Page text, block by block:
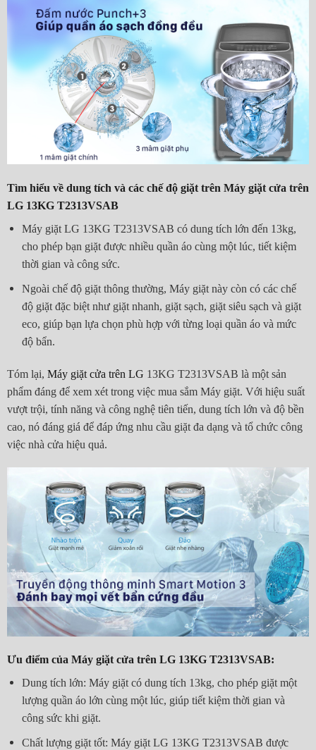
Tìm hiểu về dung tích và các chế độ giặt trên Máy giặt cửa trên
LG 13KG T2313VSAB
Máy giặt LG 13KG T2313VSAB có dung tích lớn đến 13kg,
cho phép bạn giặt được nhiều quần áo cùng một lúc, tiết kiệm
thời gian và công sức.
Ngoài chế độ giặt thông thường, Máy giặt này còn có các chế
độ giặt đặc biệt như giặt nhanh, giặt sạch, giặt siêu sạch và giặt
eco, giúp bạn lựa chọn phù hợp với từng loại quần áo và mức
độ bẩn.
Tóm lại, Máy giặt cửa trên LG 13KG T2313VSAB là một sản
phẩm đáng để xem xét trong việc mua sắm Máy giặt. Với hiệu suất
vượt trội, tính năng và công nghệ tiên tiến, dung tích lớn và độ bền
cao, nó đáng giá để đáp ứng nhu cầu giặt đa dạng và tổ chức công
việc nhà cửa hiệu quả.
Ưu điểm của Máy giặt cửa trên LG 13KG T2313VSAB:
Dung tích lớn: Máy giặt có dung tích 13kg, cho phép giặt một
lượng quần áo lớn cùng một lúc, giúp tiết kiệm thời gian và
công sức khi giặt.
Chất lượng giặt tốt: Máy giặt LG 13KG T2313VSAB được